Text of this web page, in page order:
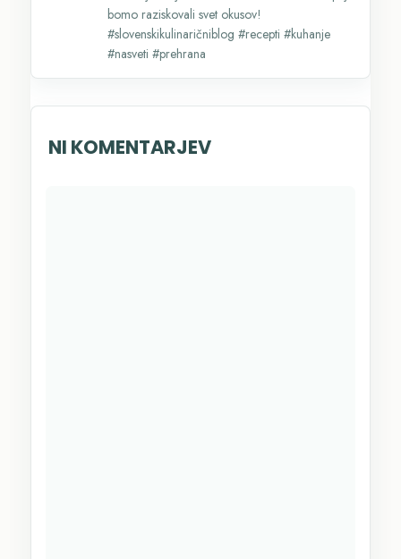
bomo raziskovali svet okusov!
#slovenskikulinaričniblog #recepti #kuhanje
#nasveti #prehrana
NI KOMENTARJEV